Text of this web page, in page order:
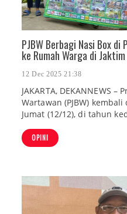
PJBW Berbagi Nasi Box
ke Rumah Warga di Jaktim
12 Dec 2025 21:38
JAKARTA, DEKANNEWS –
Wartawan (PJBW)
Jumat (12/12), di tahun
OPINI